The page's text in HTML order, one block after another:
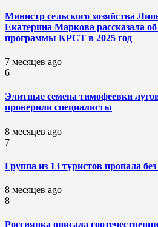
Министр сельского хозяйства
Екатерина Маркова рассказала
программы КРСТ в 2025 год
7 месяцев ago
6
Элитные семена тимофеевки
проверили специалисты
8 месяцев ago
7
Группа из 13 туристов пропала
8 месяцев ago
8
Россиянка описала